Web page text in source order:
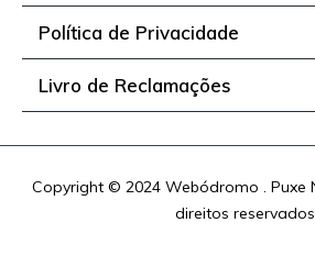
Política de Privacidade
Livro de Reclamações
Copyright © 2024 Webódromo . Puxe
direitos